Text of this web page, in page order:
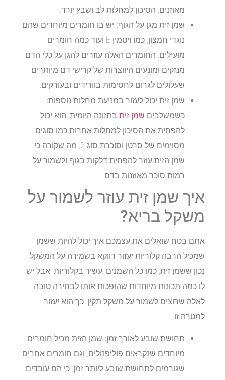
מאוזנים, הסיכון למחלות לב ושבץ יורד.
שמן זית מגן על הגוף:יש בו חומרים מיוחדים שהם
נוגדי חמצון, כמו ויטמין E ועוד כמה חומרים
מועילים. החומרים האלה עוזרים להגן על כלי הדם
מנזקים ומונעים היווצרות של קרישי דם מיותרים
שעלולים לגרום לחסימות בוורידים ובעורקים.
שמן זית יכול לעזור במניעת מחלות נוספות:
כשמשלביםשמן זיתבתזונה היומית, הוא יכול
להפחית את הסיכון למחלות אחרות כמו סוגים
מסוימים של סרטן וסוכרת סוג 2, מה שקורה כי
שמן הזית עוזר להפחית דלקות בגוף ולשמור על
רמות סוכר מאוזנות בדם.
איך שמן זית עוזר לשמור על
משקל בריא?
אתם בטח שואלים את עצמכם איך יכול להיות ששמן
שמכיל הרבה קלוריות יעזור דווקא בשמירה על המשקל?
נכון ששמן זית, כמו כל השמנים, עשיר בקלוריות, אבל יש
לו כמה תכונות מיוחדות שהופכות אותו לבחירה טובה
לאלה שרוצים לשמור על משקל תקין. כך הוא יעזור
למטרה זו:
תחושת שובע לאורך זמן:שמן הזית מכיל חומרים
מיוחדים שנקראים פוליפנולים, וגם חומרים אחרים
שגורמים לתחושת שובע ליותר זמן, כי הם עובדים